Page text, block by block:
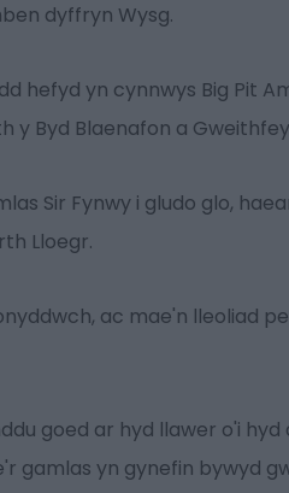
dyffryn Wysg.
hefyd yn cynnwys Big Pit
Byd Blaenafon a
Sir Fynwy i gludo glo,
Lloegr.
ac mae'n lleoliad
goed ar hyd llawer o'i
gamlas yn gynefin bywyd